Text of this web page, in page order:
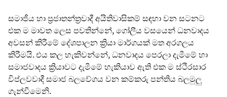
සමාජීය හා ප්‍රජාතන්ත්‍රවාදී අයිතිවාසිකම් සඳහා වන සටනට
එක ම මාවත ලෙස පවතින්නේ, ගෝලීය වසයෙන් ධනවාදය
අවසන් කිරීමේ දේශපාලන ක්‍රියා මාර්ගයක් මත අරගලය
කිරීමයි. එය කල හැකිවන්නේ, ධනවාදය පෙරලා දැමීමේ හා
සමාජවාදය ක්‍රියාවට දැමීමේ හැකියාව ඇති එක ම ස්ථිරසාර
විප්ලවවාදී සමාජ බලවේගය වන කම්කරු පන්තිය බලමුලු
ගැන්වීමෙනි.